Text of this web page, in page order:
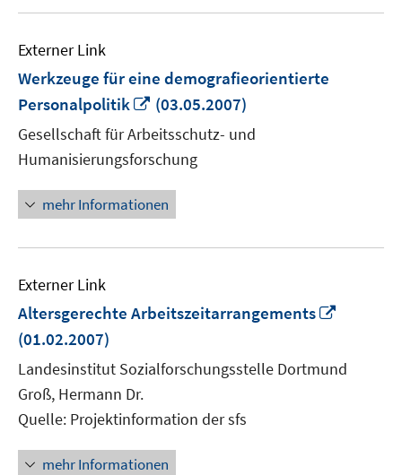
Externer Link
Werkzeuge für eine demografieorientierte
Personalpolitik
In
neuem
Fenster
öffnen
(03.05.2007)
Gesellschaft für Arbeitsschutz- und
Humanisierungsforschung
mehr Informationen
Externer Link
Altersgerechte Arbeitszeitarrangements
öffnen
(01.02.2007)
Landesinstitut Sozialforschungsstelle Dortmund
Groß, Hermann Dr.
Quelle: Projektinformation der sfs
mehr Informationen